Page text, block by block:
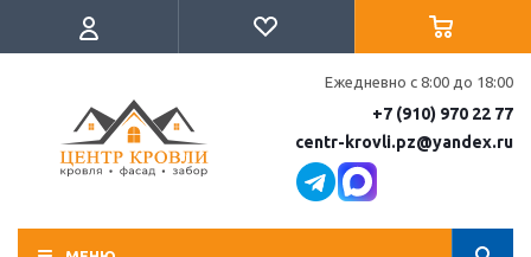
Ежедневно с 8:00 до 18:00
+7 (910) 970 22 77
centr-krovli.pz@yandex.ru